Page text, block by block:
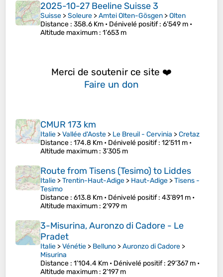
2025-10-27 Beeline Suisse 3
Suisse >Soleure >Amtei Olten-Gösgen >Olten
Distance : 358.6 Km • Dénivelé positif: 6’549 m •
Altitude maximum : 1’653 m
Merci de soutenir ce site ❤️
Faire un don
CMUR 173 km
Italie >Vallée d'Aoste > Le Breuil - Cervinia >Cretaz
Distance : 174.8 Km • Dénivelé positif: 12’511 m •
Altitude maximum : 3’305 m
Route from Tisens (Tesimo) to Liddes
Italie >Trentin-Haut-Adige > Haut-Adige >Tisens -
Tesimo
Distance : 613.8 Km • Dénivelé positif: 43’891 m •
Altitude maximum : 2’979 m
3-Misurina, Auronzo di Cadore - Le
Pradet
Italie >Vénétie > Belluno >Auronzo di Cadore >
Misurina
Distance : 1’104.4 Km • Dénivelé positif: 29’367 m •
Altitude maximum : 2’197 m